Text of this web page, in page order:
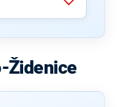
Židenice